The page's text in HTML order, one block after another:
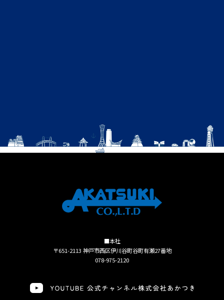
■本社
〒651-2113 神戸市西区伊川谷町谷町有瀬27番地
078-975-2120